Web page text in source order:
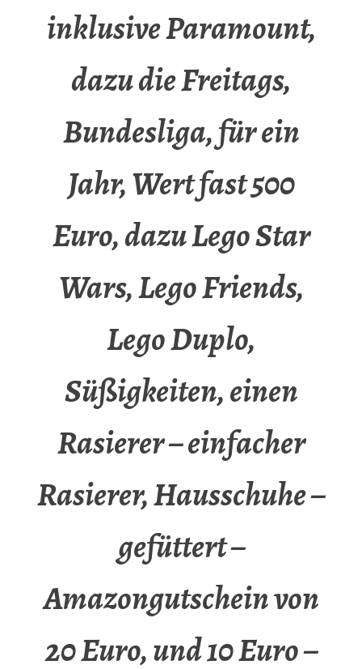
inklusive Paramount,
dazu die Freitags,
Bundesliga, für ein
Jahr, Wert fast 500
Euro, dazu Lego Star
Wars, Lego Friends,
Lego Duplo,
Süßigkeiten, einen
Rasierer – einfacher
Rasierer, Hausschuhe –
gefüttert –
Amazongutschein von
20 Euro, und 10 Euro –